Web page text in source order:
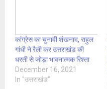
कांग्रेस का चुनावी शंखनाद, राहुल
गांधी ने रैली कर उत्तराखंड की
धरती से जोड़ा भावनात्मक रिश्ता
December 16, 2021
In "उत्तराखंड"